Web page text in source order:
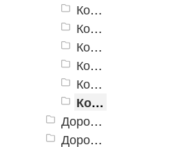
Коврик придверный Dabar 087
Коврик придверный Dabar 115
Коврик придверный Dabar 140
Коврик придверный Dabar 141
Коврик придверный Dabar 142
Коврик придверный Dabar 143
Дорожка «Лапша»
Дорожка «Кели»